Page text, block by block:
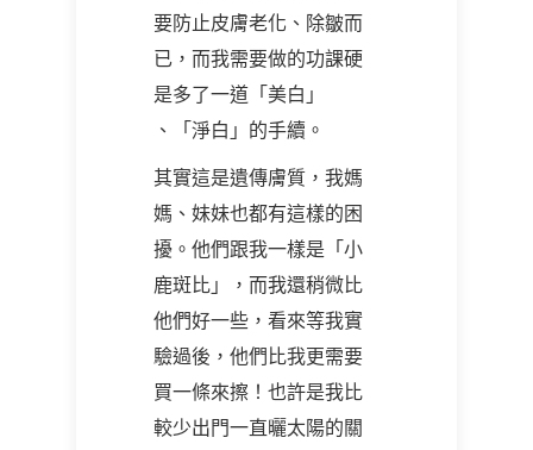
要防止皮膚老化、除皺而
已，而我需要做的功課硬
是多了一道「美白」
、「淨白」的手續。
其實這是遺傳膚質，我媽
媽、妹妹也都有這樣的困
擾。他們跟我一樣是「小
鹿斑比」，而我還稍微比
他們好一些，看來等我實
驗過後，他們比我更需要
買一條來擦！也許是我比
較少出門一直曬太陽的關